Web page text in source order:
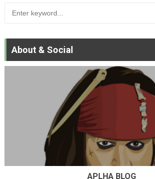
About & Social
APLHA BLOG